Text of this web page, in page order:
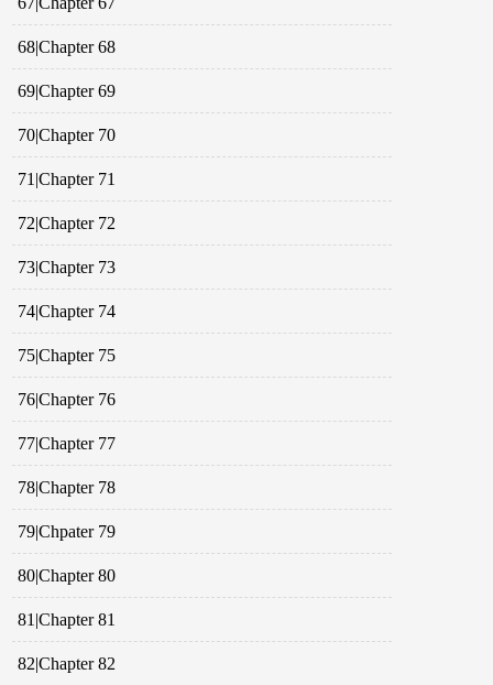
68|Chapter 68
69|Chapter 69
70|Chapter 70
71|Chapter 71
72|Chapter 72
73|Chapter 73
74|Chapter 74
75|Chapter 75
76|Chapter 76
77|Chapter 77
78|Chapter 78
79|Chpater 79
80|Chapter 80
81|Chapter 81
82|Chapter 82